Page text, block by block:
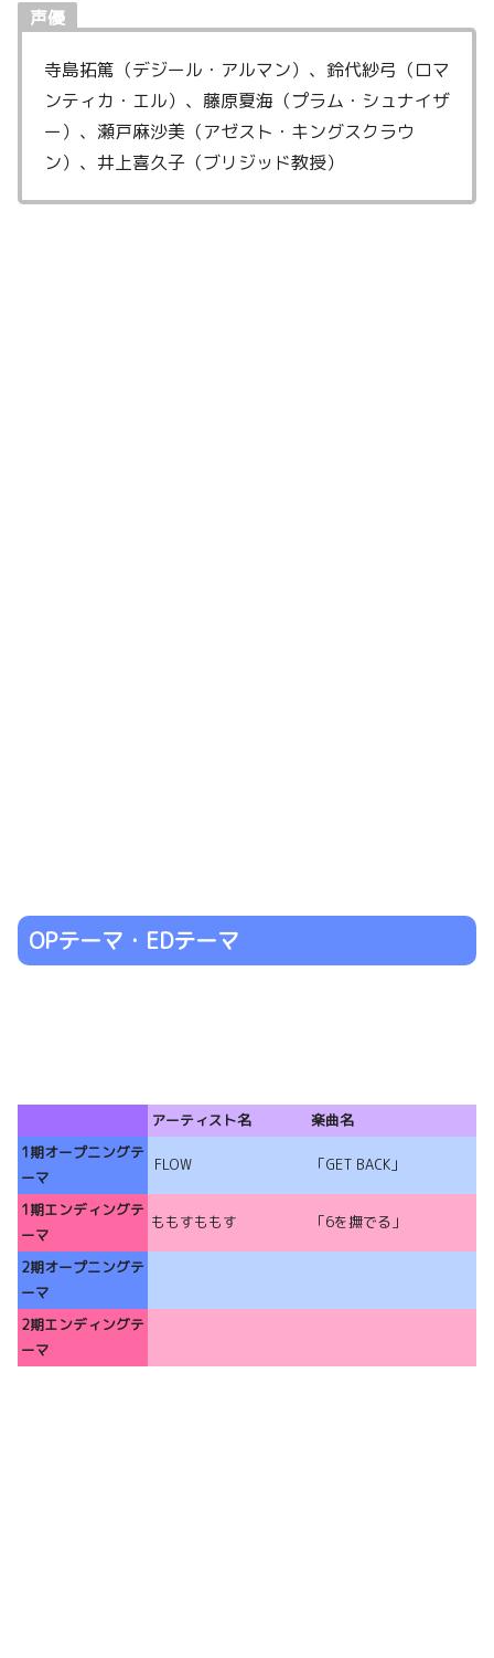
声優
寺島拓篤（デジール・アルマン）、鈴代紗弓（ロマ
ンティカ・エル）、藤原夏海（プラム・シュナイザ
ー）、瀬戸麻沙美（アゼスト・キングスクラウ
ン）、井上喜久子（ブリジッド教授）
OPテーマ・EDテーマ
アーティスト名
楽曲名
1期オープニングテ
ーマ
FLOW 「GET BACK」
1期エンディングテ
ーマ
ももすももす 「6を撫でる」
2期オープニングテ
ーマ
2期エンディングテ
ーマ